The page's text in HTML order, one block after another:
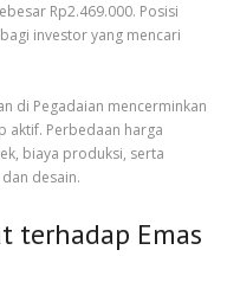
Rp2.469.000. Posisi
investor yang mencari
di Pegadaian mencerminkan
aktif. Perbedaan harga
biaya produksi, serta
desain.
terhadap Emas